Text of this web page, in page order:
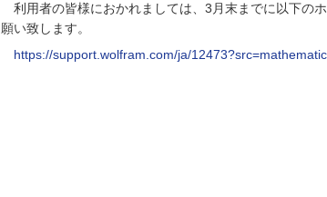
利用者の皆様におかれましては、3月末までに以下の
願い致します。
https://support.wolfram.com/ja/